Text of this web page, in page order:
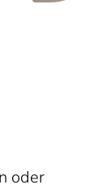
oder